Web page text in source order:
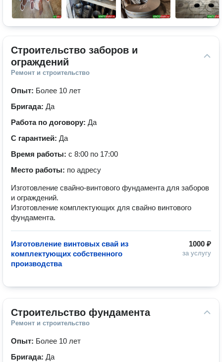
Строительство заборов и
ограждений
Ремонт и строительство
Опыт: Более 10 лет
Бригада: Да
Работа по договору: Да
С гарантией: Да
Время работы: с 8:00 по 17:00
Место работы: по адресу
Изготовление свайно-винтового фундамента для заборов
и ограждений.
Изготовление комплектующих для свайно винтового
фундамента.
1000 ₽
за услугу
Изготовление винтовых свай из
комплектующих собственного
производства
Строительство фундамента
Ремонт и строительство
Опыт: Более 10 лет
Бригада: Да